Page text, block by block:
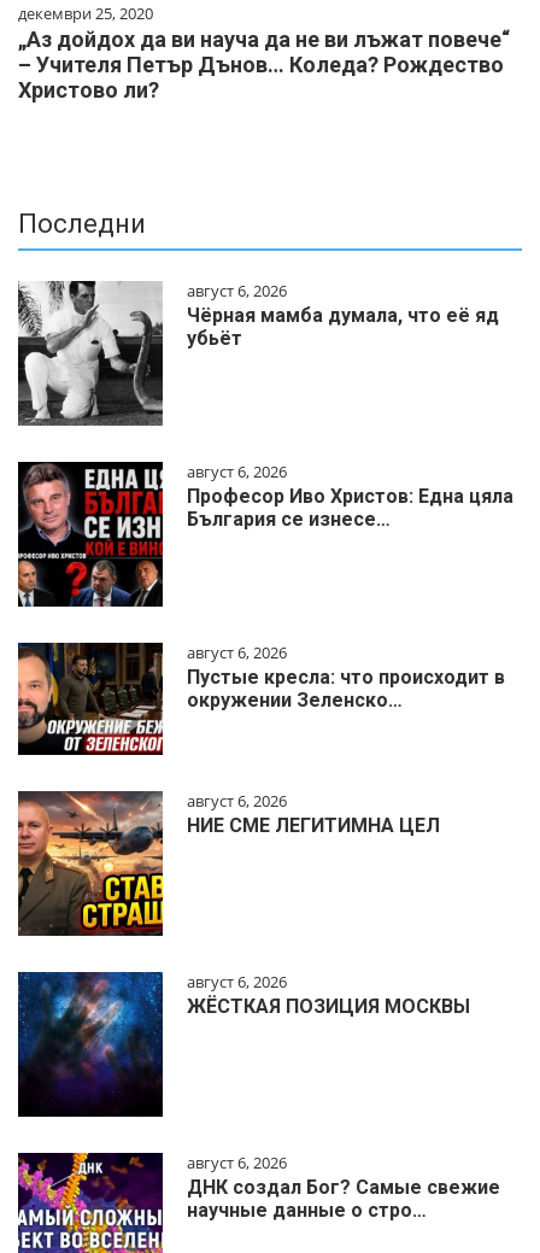
декември 25, 2020
„Аз дойдох да ви науча да не ви лъжат повече“
– Учителя Петър Дънов… Коледа? Рождество
Христово ли?
Последни
август 6, 2026
Чёрная мамба думала, что её яд
убьёт
август 6, 2026
Професор Иво Христов: Една цяла
България се изнесе…
август 6, 2026
Пустые кресла: что происходит в
окружении Зеленско…
август 6, 2026
НИЕ СМЕ ЛЕГИТИМНА ЦЕЛ
август 6, 2026
ЖЁСТКАЯ ПОЗИЦИЯ МОСКВЫ
август 6, 2026
ДНК создал Бог? Самые свежие
научные данные о стро…